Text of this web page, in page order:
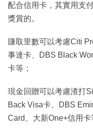
配合信用卡，其實用支
獎賞的。
賺取里數可以考慮Citi
事達卡、DBS Black
卡等；
現金回贈可以考慮渣打
Back Visa卡、DBS
Card、大新One+信用卡